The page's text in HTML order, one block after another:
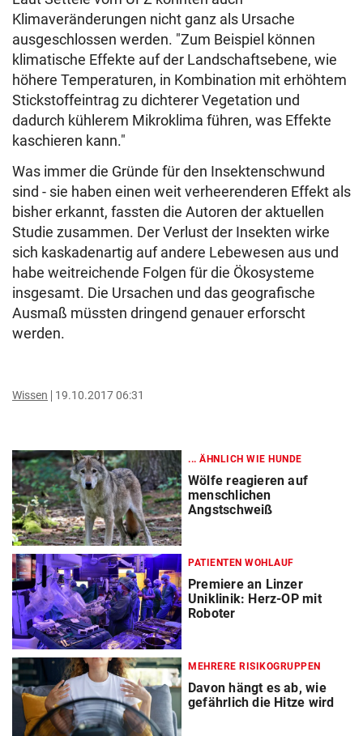
Klimaveränderungen nicht ganz als Ursache
ausgeschlossen werden. "Zum Beispiel können
klimatische Effekte auf der Landschaftsebene, wie
höhere Temperaturen, in Kombination mit erhöhtem
Stickstoffeintrag zu dichterer Vegetation und
dadurch kühlerem Mikroklima führen, was Effekte
kaschieren kann."
Was immer die Gründe für den Insektenschwund
sind - sie haben einen weit verheerenderen Effekt als
bisher erkannt, fassten die Autoren der aktuellen
Studie zusammen. Der Verlust der Insekten wirke
sich kaskadenartig auf andere Lebewesen aus und
habe weitreichende Folgen für die Ökosysteme
insgesamt. Die Ursachen und das geografische
Ausmaß müssten dringend genauer erforscht
werden.
Wissen 19.10.2017 06:31
... ÄHNLICH WIE HUNDE
Wölfe reagieren auf
menschlichen
Angstschweiß
PATIENTEN WOHLAUF
Premiere an Linzer
Uniklinik: Herz-OP mit
Roboter
MEHRERE RISIKOGRUPPEN
Davon hängt es ab, wie
gefährlich die Hitze wird